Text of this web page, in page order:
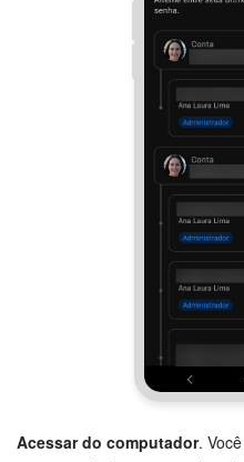
Acessar do computador.